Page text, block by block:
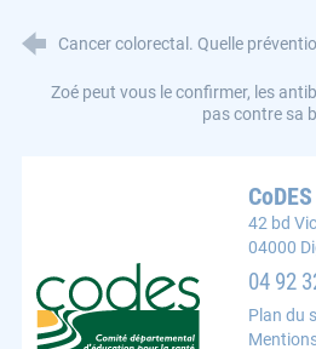
Cancer colorectal. Quelle
Zoé peut vous le confirmer, les
pas contre sa
CoDES 04 : Comité
42 bd
04000
04 92
Plan du